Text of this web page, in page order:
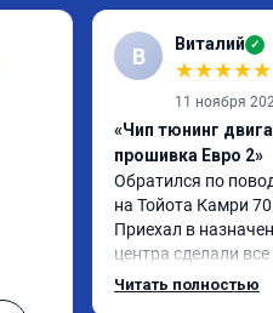
В Виталий ✓
★★★★★
11 ноября
«Чип тюнинг
прошивка Евро 2»
Обратился по
на Тойота Камри
Приехал в
центра сделали
Авто тестирую,
Читать полностью